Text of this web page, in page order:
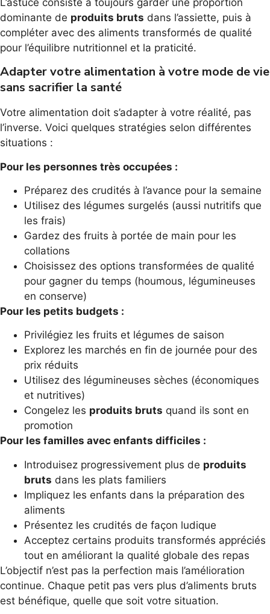
dominante de produits bruts dans l’assiette, puis à
compléter avec des aliments transformés de qualité
pour l’équilibre nutritionnel et la praticité.
Adapter votre alimentation à votre mode de vie
sans sacrifier la santé
Votre alimentation doit s’adapter à votre réalité, pas
l’inverse. Voici quelques stratégies selon différentes
situations :
Pour les personnes très occupées :
Préparez des crudités à l’avance pour la semaine
Utilisez des légumes surgelés (aussi nutritifs que
les frais)
Gardez des fruits à portée de main pour les
collations
Choisissez des options transformées de qualité
pour gagner du temps (houmous, légumineuses
en conserve)
Pour les petits budgets :
Privilégiez les fruits et légumes de saison
Explorez les marchés en fin de journée pour des
prix réduits
Utilisez des légumineuses sèches (économiques
et nutritives)
Congelez les produits bruts quand ils sont en
promotion
Pour les familles avec enfants difficiles :
Introduisez progressivement plus de produits
bruts dans les plats familiers
Impliquez les enfants dans la préparation des
aliments
Présentez les crudités de façon ludique
Acceptez certains produits transformés appréciés
tout en améliorant la qualité globale des repas
L’objectif n’est pas la perfection mais l’amélioration
continue. Chaque petit pas vers plus d’aliments bruts
est bénéfique, quelle que soit votre situation.